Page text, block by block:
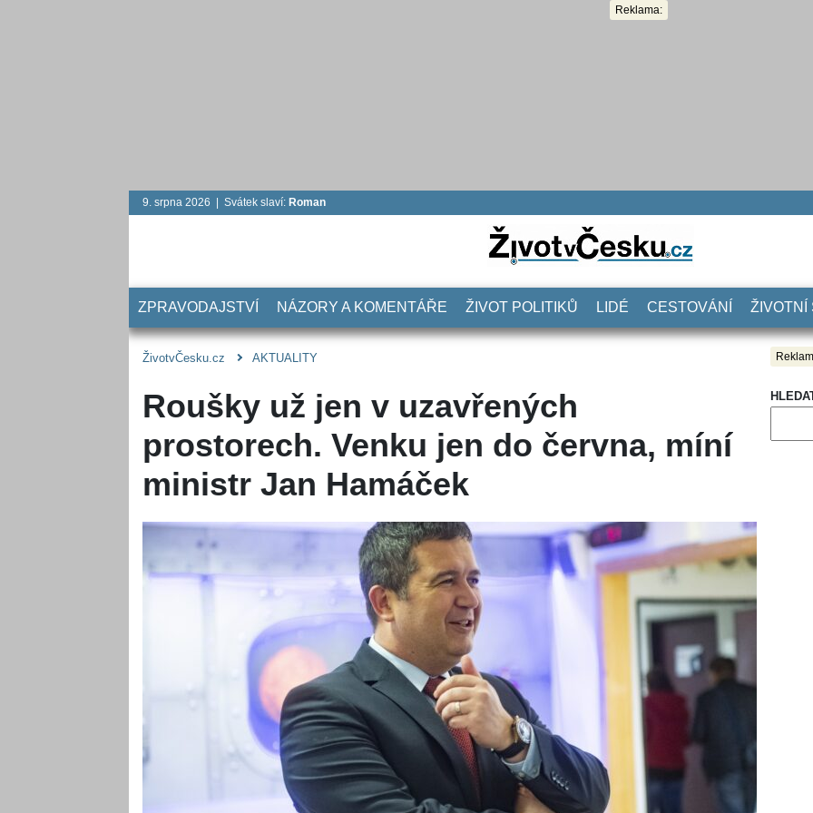
Reklama:
9. srpna 2026 | Svátek slaví: Roman
ZPRAVODAJSTVÍ NÁZORY A KOMENTÁŘE ŽIVOT POLITIKŮ LIDÉ CESTOVÁNÍ ŽIVOTNÍ
ŽivotvČesku.cz AKTUALITY
Roušky už jen v uzavřených
prostorech. Venku jen do června, míní
ministr Jan Hamáček